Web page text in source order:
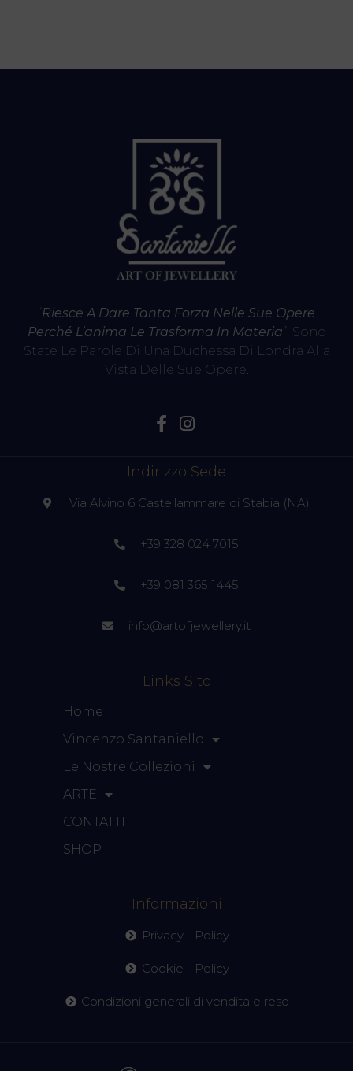
“Riesce A Dare Tanta Forza Nelle Sue Opere
Perché L’anima Le Trasforma In Materia”, Sono
State Le Parole Di Una Duchessa Di Londra Alla
Vista Delle Sue Opere.
Indirizzo Sede
Via Alvino 6 Castellammare di Stabia (NA)
+39 328 024 7015
+39 081 365 1445
info@artofjewellery.it
Links Sito
Home
Vincenzo Santaniello
Le Nostre Collezioni
ARTE
CONTATTI
SHOP
Informazioni
Privacy - Policy
Cookie - Policy
Condizioni generali di vendita e reso